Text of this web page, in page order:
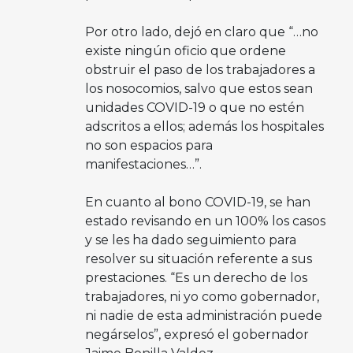
Por otro lado, dejó en claro que “…no
existe ningún oficio que ordene
obstruir el paso de los trabajadores a
los nosocomios, salvo que estos sean
unidades COVID-19 o que no estén
adscritos a ellos; además los hospitales
no son espacios para
manifestaciones…”.
En cuanto al bono COVID-19, se han
estado revisando en un 100% los casos
y se les ha dado seguimiento para
resolver su situación referente a sus
prestaciones. “Es un derecho de los
trabajadores, ni yo como gobernador,
ni nadie de esta administración puede
negárselos”, expresó el gobernador